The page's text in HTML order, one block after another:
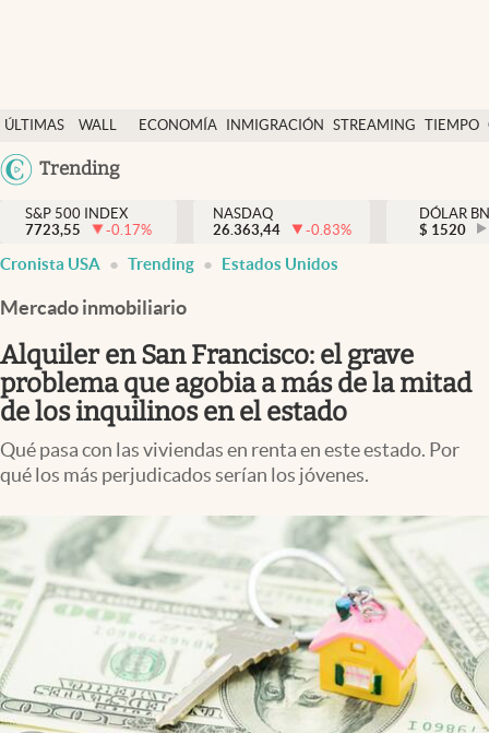
ÚLTIMAS
NOTICIAS
WALL
DÓLAR
ECONOMÍA INMIGRACIÓN STREAMING TIEMPO
México
Trending
Finanzas y economía
Wall Street y dólar
Inmigración
Espiritual
Streaming
PC y mobile
USA
S&P 500 INDEX
7723,55
-0.17%
NASDAQ
26.363,44
-0.83%
DÓLAR
$ 1520
Cronista USA Trending Estados Unidos
Mercado inmobiliario
Alquiler en San Francisco: el grave
problema que agobia a más de la mitad
de los inquilinos en el estado
Qué pasa con las viviendas en renta en este estado. Por
qué los más perjudicados serían los jóvenes.